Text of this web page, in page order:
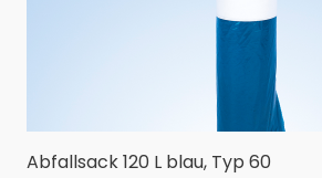
Abfallsack 120 L blau, Typ 60